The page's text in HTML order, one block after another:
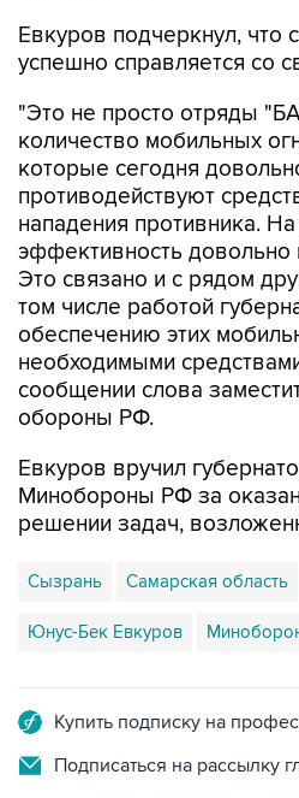
Евкуров подчеркнул, что
успешно справляется со
"Это не просто отряды
количество мобильных
которые сегодня
противодействуют
нападения противника.
эффективность
Это связано и с рядом
том числе работой
обеспечению этих
необходимыми
сообщении слова
обороны РФ.
Евкуров вручил
Минобороны РФ за
решении задач,
Сызрань Самарская область
Юнус-Бек Евкуров
Купить подписку на
Подписаться на рассылку